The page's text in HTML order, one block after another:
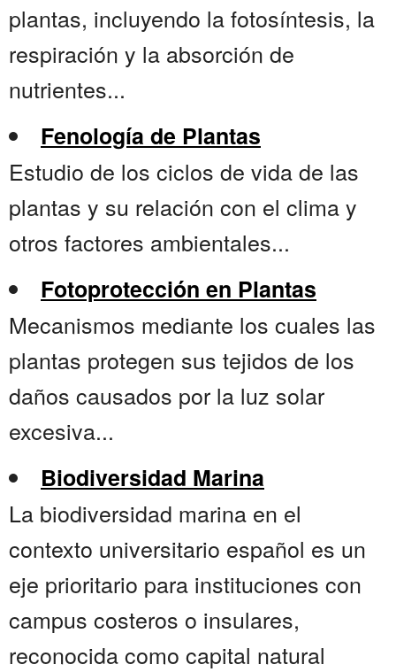
plantas, incluyendo la fotosíntesis, la
respiración y la absorción de
nutrientes...
Fenología de Plantas
Estudio de los ciclos de vida de las
plantas y su relación con el clima y
otros factores ambientales...
Fotoprotección en Plantas
Mecanismos mediante los cuales las
plantas protegen sus tejidos de los
daños causados por la luz solar
excesiva...
Biodiversidad Marina
La biodiversidad marina en el
contexto universitario español es un
eje prioritario para instituciones con
campus costeros o insulares,
reconocida como capital natural